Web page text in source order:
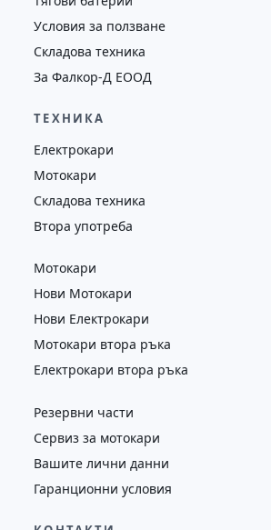
Условия за ползване
Складова техника
За Фалкор-Д ЕООД
ТЕХНИКА
Електрокари
Мотокари
Складова техника
Втора употреба
Мотокари
Нови Мотокари
Нови Електрокари
Мотокари втора ръка
Електрокари втора ръка
Резервни части
Сервиз за мотокари
Вашите лични данни
Гаранционни условия